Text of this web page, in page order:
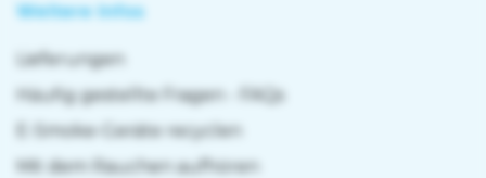
Weitere Infos
Lieferungen
Häufig gestellte Fragen - FAQs
E-Smoke-Geräte recyclen
Mit dem Rauchen aufhören